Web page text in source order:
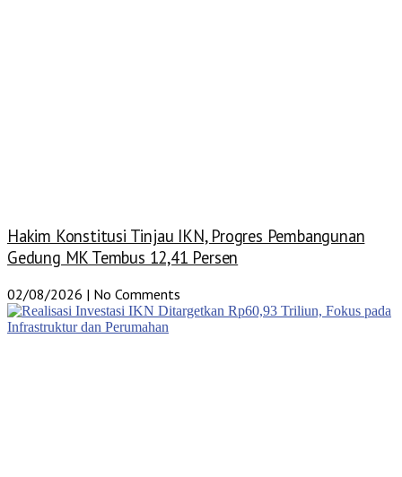
Hakim Konstitusi Tinjau IKN, Progres Pembangunan
Gedung MK Tembus 12,41 Persen
02/08/2026 No Comments